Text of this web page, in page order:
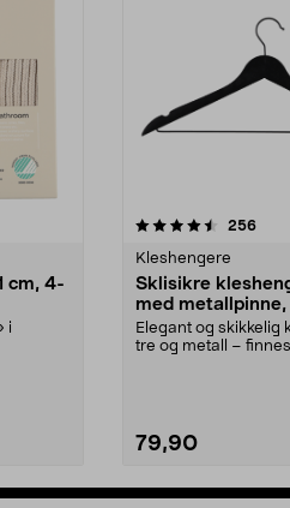
cm, 4-
i
256
Kleshengere
Sklisikre
med
Elegant og skikkelig
tre og metall –
79,90
4.5av 5